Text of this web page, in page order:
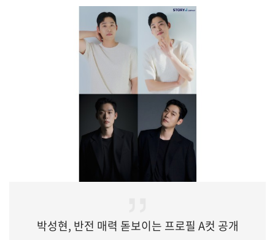
역을 맡은 박성현의 종영 소감과 대본 인증샷을 공개했다.박성현은
소속사를 통해 “그동안 공연, 영화, 드라마에서 꾸준히 연기를
이어왔지만 저의 첫 주말드라마 ‘다리미 패밀리’를 통해 많은
사랑을 받을 수 있어 행복했습니다. 그래서 이번 작품은 저에게
더욱 뜻깊은 작품이 될 것 같…
박성현, 반전 매력 돋보이는 프로필 A컷 공개